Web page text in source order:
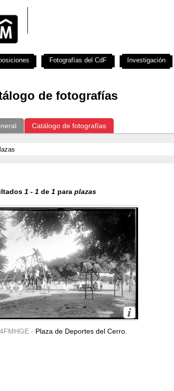
de fotografías
Catálogo de fotografías
1 - 1 de 1 para plazas
- Plaza de Deportes del Cerro.
Fotografías del CdF Investigación